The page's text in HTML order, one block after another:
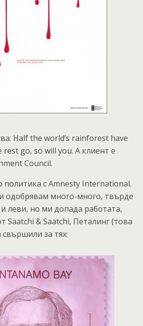
Half the world’s rainforest have
rest go, so will you. А клиент е
Council.
политика с Amnesty International.
одобрявам много-много, твърде
леви, но ми допада работата,
Saatchi & Saatchi, Петалинг (това
свършили за тях: